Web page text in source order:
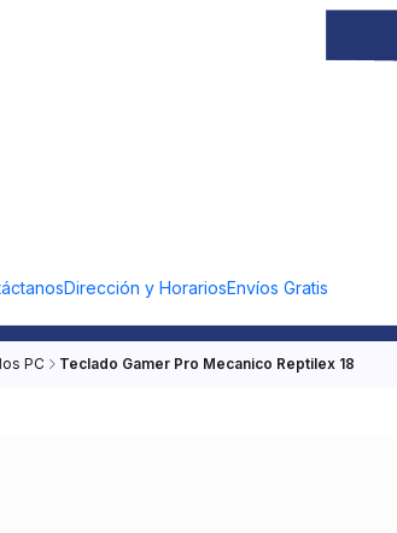
Dirección y HorariosEnvíos Gratis
PC Teclado Gamer Pro Mecanico Reptilex 18